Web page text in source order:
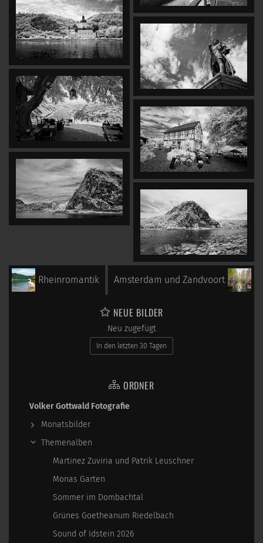
Rheinromantik Amsterdam und Zandvoort
NEUE BILDER
Neu zugefügt
In den letzten 30 Tagen
ORDNER
Volker Gottwald Fotografie
Monatsbilder
Themenalben
Martinez Zuviria und Patrik Leuschner
Monas Garten
Sommer im Dombachtal
Grünes Goetheanum Riedelbach
Sound of Idstein 2026